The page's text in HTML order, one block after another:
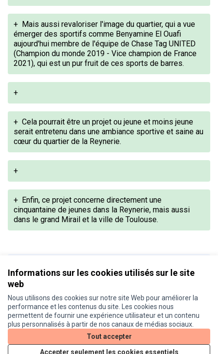
Informations sur les cookies utilisés sur le site
web
Nous utilisons des cookies sur notre site Web pour améliorer la
performance et les contenus du site. Les cookies nous
permettent de fournir une expérience utilisateur et un contenu
plus personnalisés à partir de nos canaux de médias sociaux.
Tout accepter
Accepter seulement les cookies essentiels
+ Mais aussi revaloriser l'image du quartier, qui a vue
émerger des sportifs comme Benyamine El Ouafi
aujourd'hui membre de l'équipe de Chase Tag UNITED
(Champion du monde 2019 - Vice champion de France
2021), qui est un pur fruit de ces sports de barres.
+
+ Cela pourrait être un projet ou jeune et moins jeune
serait entretenu dans une ambiance sportive et saine au
cœur du quartier de la Reynerie.
+
+ Enfin, ce projet concerne directement une
cinquantaine de jeunes dans la Reynerie, mais aussi
dans le grand Mirail et la ville de Toulouse.
Conditions d'utilisation
Paramètres des cookies
Je participe ! sur X
(Lien externe)
Je participe ! sur Facebook
Je participe ! sur Instagram